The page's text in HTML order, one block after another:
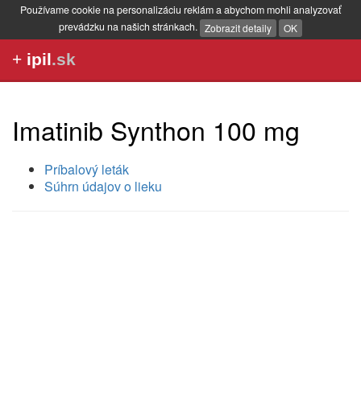
Používame cookie na personalizáciu reklám a abychom mohli analyzovať
prevádzku na našich stránkach. Zobrazit detaily OK
+ ipil.sk
Imatinib Synthon 100 mg
Príbalový leták
Súhrn údajov o lieku